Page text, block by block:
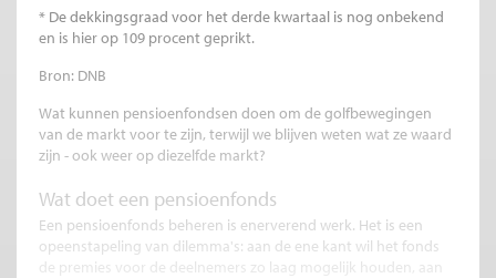
* De dekkingsgraad voor het derde kwartaal is nog onbekend
en is hier op 109 procent geprikt.
Bron: DNB
Wat kunnen pensioenfondsen doen om de golfbewegingen
van de markt voor te zijn, terwijl we blijven weten wat ze waard
zijn - ook weer op diezelfde markt?
Wat doet een pensioenfonds
Een pensioenfonds beheren is enerverend werk. Het is een
opeenstapeling van dilemma's: aan de ene kant wil het fonds
de premies voor de deelnemers zo laag mogelijk houden, aan